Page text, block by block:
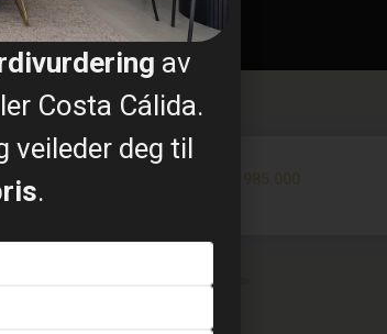
av
Costa Cálida.
veileder deg til
.